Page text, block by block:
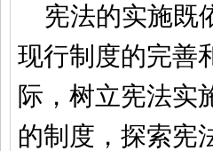
宪法的实施既
现行制度的完善
际，树立宪法实
的制度，探索宪